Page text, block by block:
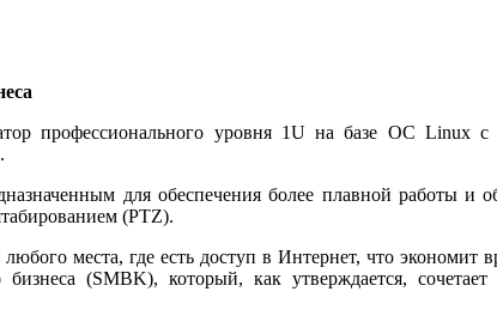
профессионального уровня 1U на базе ОС Linux
для обеспечения более плавной работы
(PTZ).
места, где есть доступ в Интернет, что
(SMBK), который, как утверждается,